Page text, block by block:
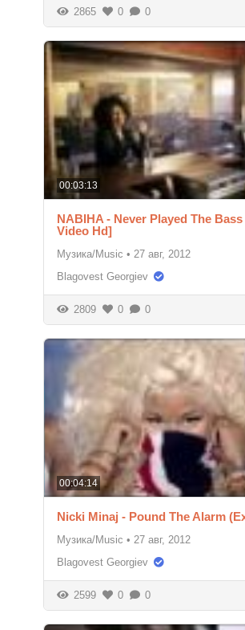
2865 0 0
00:03:13
NABIHA - Never Played The
Video Hd]
Музика/Music • 27 авг, 2012
Blagovest Georgiev
2809 0 0
00:04:14
Nicki Minaj - Pound The Alarm
Музика/Music • 27 авг, 2012
Blagovest Georgiev
2599 0 0